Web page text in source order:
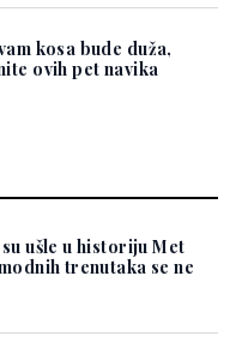
kosa bude duža,
ovih pet navika
ušle u historiju Met
trenutaka se ne